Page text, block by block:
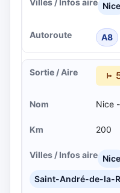
Nice
A8
Nice
200
Nice
Saint-André-de-la-